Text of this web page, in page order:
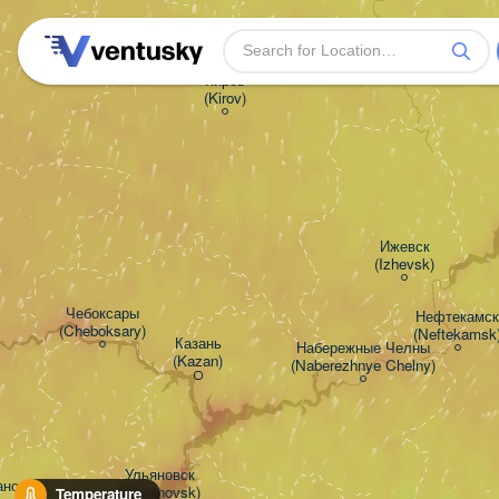
Temperature
Казань
(Kazan)
Ижевск
(Izhevsk)
Киров
(Kirov)
Нефтекамск
Чебоксары
(Cheboksary)
Ульяновск
(Ul'yanovsk)
Набережные Челны
(Naberezhnye Chelny)